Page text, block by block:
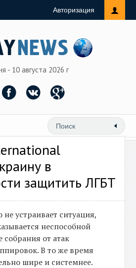
Авторизация
- 10 августа 2026 г
в
защитить ЛГБТ
устраивает ситуация,
неспособной
от атак
В то же время
шире и системнее.